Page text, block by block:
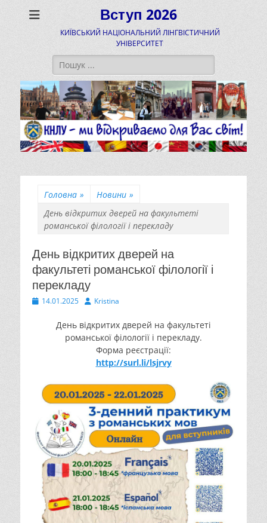
Вступ 2026
КИЇВСЬКИЙ НАЦІОНАЛЬНИЙ ЛІНГВІСТИЧНИЙ
УНІВЕРСИТЕТ
Пошук:
Головна » Новини »
День відкритих дверей на факультеті
романської філології і перекладу
День відкритих дверей на
факультеті романської філології і
перекладу
Опубліковано
14.01.2025 АвторKristina
День відкритих дверей на факультеті
романської філології і перекладу.
Форма реєстрації:
http://surl.li/lsjrvy